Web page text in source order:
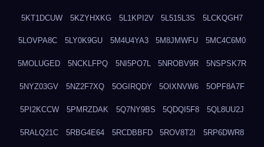
5KT1DCUW 5KZYHXKG 5L1KPI2V 5L515L3S 5LCKQGH7
5LOVPA8C 5LY0K9GU 5M4U4YA3 5M8JMWFU 5MC4C6M0
5MOLUGED 5NCKLFPQ 5NI5PO7L 5NROBV9R 5NSPSK7R
5NYZ03GV 5NZ2F7XQ 5OGIRQDY 5OIXNVW6 5OPF8A7F
5PI2KCCW 5PMRZDAK 5Q7NY9BS 5QDQI5F8 5QL8UU2J
5RALQ21C 5RBG4E64 5RCDBBFD 5ROV8T2I 5RP6DWR8